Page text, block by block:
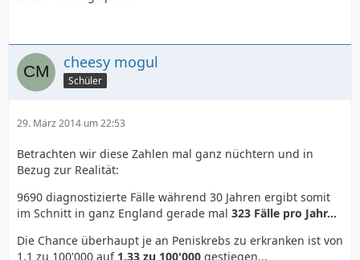
cheesy mogul
Schüler
29. März 2014 um 22:53
Betrachten wir diese Zahlen mal ganz nüchtern und in
Bezug zur Realität:
9690 diagnostizierte Fälle während 30 Jahren ergibt somit
im Schnitt in ganz England gerade mal 323 Fälle pro Jahr...
Die Chance überhaupt je an Peniskrebs zu erkranken ist von
1,1 zu 100'000 auf 1,33 zu 100'000 gestiegen...